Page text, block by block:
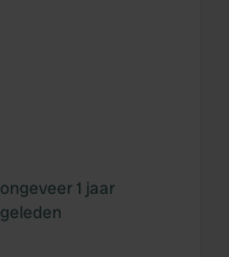
ongeveer 1 jaar
geleden